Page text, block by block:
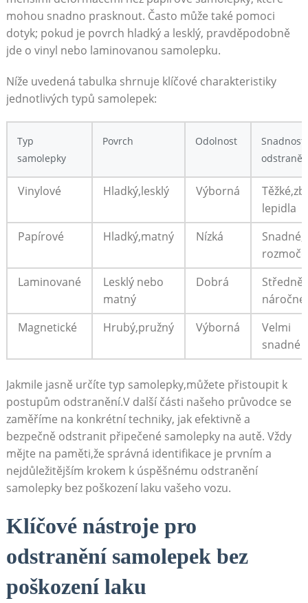
mohou⁤ snadno prasknout. ‌Často může ⁣také pomoci
dotyk; pokud⁢ je povrch hladký​ a lesklý, pravděpodobně
jde o vinyl nebo laminovanou ⁤samolepku.
Níže ‌uvedená tabulka​ shrnuje klíčové charakteristiky
jednotlivých typů ​samolepek:
Typ ​
samolepky
Povrch Odolnost
Snadnost
Vinylové Hladký,lesklý Výborná
⁣lepidla
Papírové
Hladký,matný Nízká
Laminované
Lesklý nebo
‍matný
Dobrá
Středně
‍náročné
Magnetické
Hrubý,pružný Výborná
Velmi
snadné
Jakmile​ jasně určíte typ ‍samolepky,můžete přistoupit k
postupům odstranění.V další⁤ části ⁢našeho průvodce‌ se
zaměříme na ⁣konkrétní‌ techniky, jak‌ efektivně a
bezpečně odstranit připečené samolepky ​na autě. Vždy
mějte na ‌paměti,že správná identifikace⁣ je⁤ prvním a
nejdůležitějším krokem k úspěšnému odstranění
samolepky bez poškození laku vašeho vozu.
Klíčové nástroje pro
odstranění ⁢samolepek bez
poškození⁤ laku